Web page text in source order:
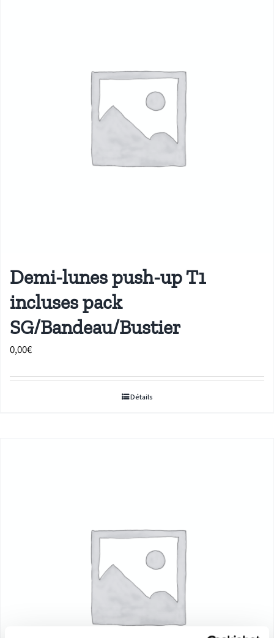
Demi-lunes push-up T1
incluses pack
SG/Bandeau/Bustier
0,00€
Détails